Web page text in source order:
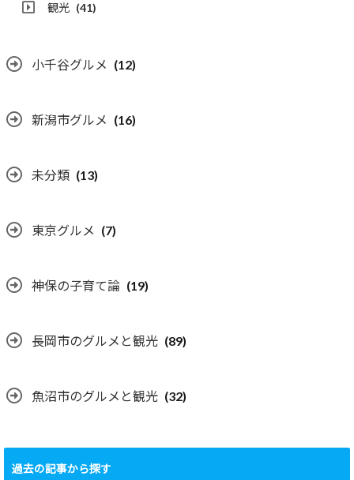
観光 (41)
小千谷グルメ (12)
新潟市グルメ (16)
未分類 (13)
東京グルメ (7)
神保の子育て論 (19)
長岡市のグルメと観光 (89)
魚沼市のグルメと観光 (32)
過去の記事から探す